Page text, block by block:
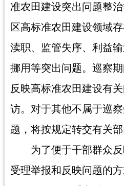
准农田建设突出问题整
区高标准农田建设领域
渎职、监管失序、利益
挪用等突出问题。巡察
反映高标准农田建设有
访。对于其他不属于巡
题，将按规定转交有关部
为了便于干部群众反
受理举报和反映问题的方